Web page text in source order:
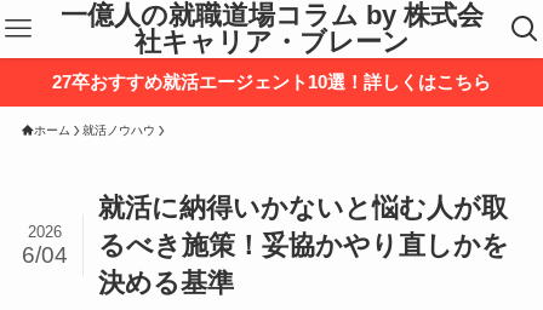
一億人の就職道場コラム by 株式会
社キャリア・ブレーン
27卒おすすめ就活エージェント10選！詳しくはこちら
ホーム 就活ノウハウ
就活に納得いかないと悩む人が取
るべき施策！妥協かやり直しかを
決める基準
2026
6/04